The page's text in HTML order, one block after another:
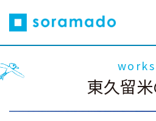
works
東久留